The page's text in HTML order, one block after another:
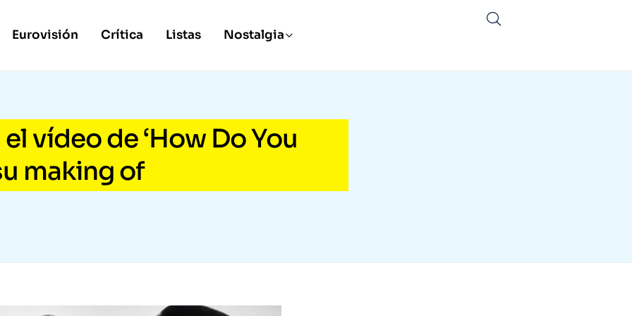
Eurovisión Crítica Listas Nostalgia
vídeo de ‘How Do You
making of